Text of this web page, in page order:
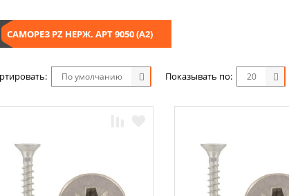
САМОРЕЗ PZ НЕРЖ. АРТ 9050 (А2)
По умолчанию Показывать по: 20